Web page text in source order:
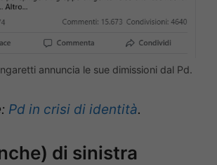
annuncia le sue dimissioni dal Pd.
Pd in crisi di identità.
di sinistra